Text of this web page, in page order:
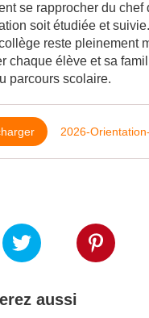
se rapprocher du chef
soit étudiée et suivie.
reste pleinement
chaque élève et sa
parcours scolaire.
2026-
aussi